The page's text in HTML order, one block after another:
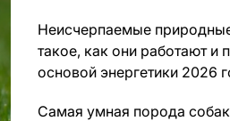
Неисчерпаемые
такое, как они работают и
основой энергетики 2026
Самая умная порода